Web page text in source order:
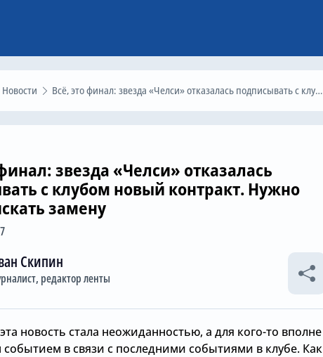
Новости Всё, это финал: звезда «Челси» отказалась подписывать с клубом новый контракт. Нужно срочно искать замену
звезда «Челси» отказалась
с клубом новый контракт. Нужно
замену
Скипин
редактор ленты
новость стала неожиданностью, а для кого-то вполне
в связи с последними событиями в клубе. Как